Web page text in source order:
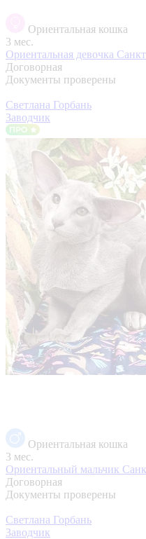
Ориентальная кошка
3 мес.
Ориентальная девочка
Договорная
Документы проверены
Светлана Горбань
Заводчик
Ориентальная кошка
3 мес.
Ориентальный мальчик
Договорная
Документы проверены
Светлана Горбань
Заводчик